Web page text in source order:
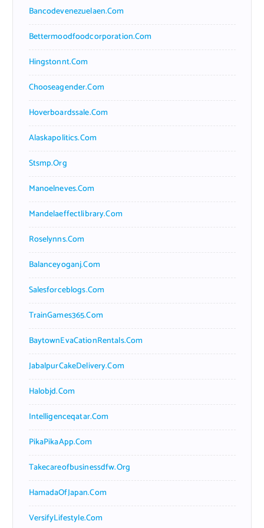
Bancodevenezuelaen.com
Bettermoodfoodcorporation.com
Hingstonnt.com
Chooseagender.com
Hoverboardssale.com
Alaskapolitics.com
Stsmp.org
Manoelneves.com
Mandelaeffectlibrary.com
Roselynns.com
Balanceyoganj.com
Salesforceblogs.com
TrainGames365.com
BaytownEvaCationRentals.com
JabalpurCakeDelivery.com
Halobjd.com
Intelligenceqatar.com
PikaPikaApp.com
Takecareofbusinessdfw.org
HamadaOfJapan.com
VersifyLifestyle.com